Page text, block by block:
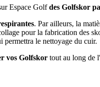
Espace Golfdes Golfskor
. Par ailleurs, la
pour la fabrication des
le nettoyage du cuir.
vos Golfskor tout au long de